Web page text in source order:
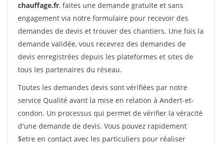
chauffage.fr, faites une demande gratuite et sans
engagement via notre formulaire pour recevoir des
demandes de devis et trouver des chantiers. Une fois la
demande validée, vous recevrez des demandes de
devis enregistrées depuis les plateformes et sites de
tous les partenaires du réseau.
Toutes les demandes devis sont vérifiées par notre
service Qualité avant la mise en relation à Andert-et-
condon. Un processus qui permet de vérifier la véracité
d'une demande de devis. Vous pouvez rapidement
$etre en contact avec les particuliers pour réaliser